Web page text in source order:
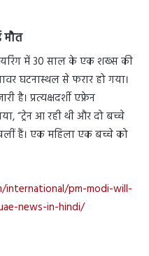
में 30 साल के एक शख्स की
घटनास्थल से फरार हो गया।
है। प्रत्यक्षदर्शी एफ्रेन
“ट्रेन आ रही थी और दो बच्चे
हैं। एक महिला एक बच्चे को
international/pm-modi-will-
news-in-hindi/